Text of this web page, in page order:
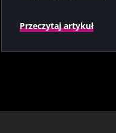
Przeczytaj artykuł